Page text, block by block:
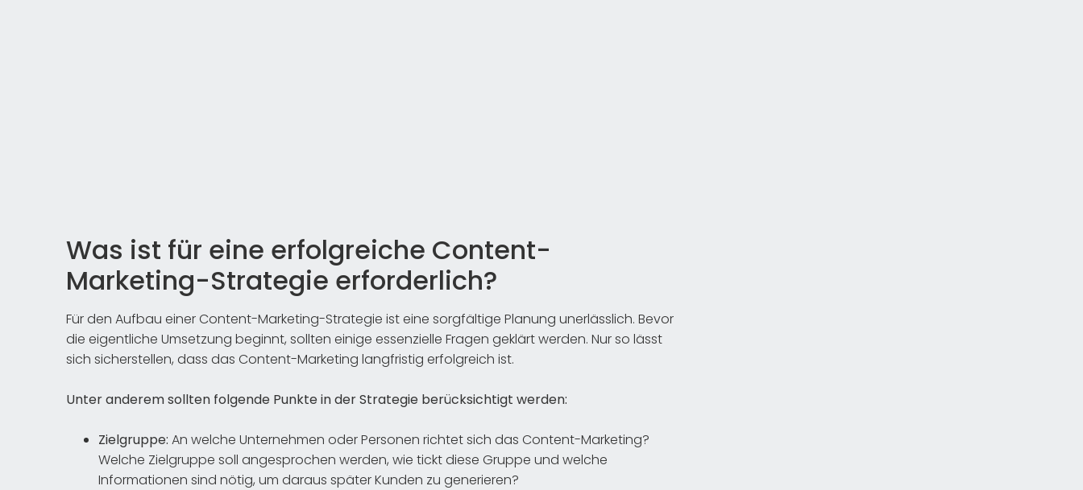
Was ist für eine erfolgreiche Content-
Marketing-Strategie erforderlich?
Für den Aufbau einer Content-Marketing-Strategie ist eine sorgfältige Planung unerlässlich. Bevor
die eigentliche Umsetzung beginnt, sollten einige essenzielle Fragen geklärt werden. Nur so lässt
sich sicherstellen, dass das Content-Marketing langfristig erfolgreich ist.
Unter anderem sollten folgende Punkte in der Strategie berücksichtigt werden:
Zielgruppe: An welche Unternehmen oder Personen richtet sich das Content-Marketing?
Welche Zielgruppe soll angesprochen werden, wie tickt diese Gruppe und welche
Informationen sind nötig, um daraus später Kunden zu generieren?